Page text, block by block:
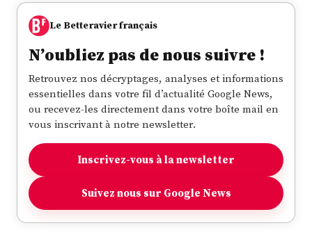
Le Betteravier français
N’oubliez pas de nous suivre !
Retrouvez nos décryptages, analyses et informations
essentielles dans votre fil d’actualité Google News,
ou recevez-les directement dans votre boîte mail en
vous inscrivant à notre newsletter.
Inscrivez-vous à la newsletter
Suivez nous sur Google News